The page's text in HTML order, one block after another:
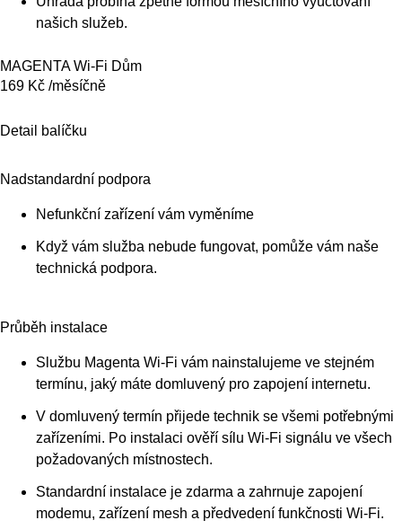
našich služeb.
MAGENTA Wi-Fi Dům
169 Kč /měsíčně
Detail balíčku
Nadstandardní podpora
Nefunkční zařízení vám vyměníme
Když vám služba nebude fungovat, pomůže vám naše
technická podpora.
Průběh instalace
Službu Magenta Wi-Fi vám nainstalujeme ve stejném
termínu, jaký máte domluvený pro zapojení internetu.
V domluvený termín přijede technik se všemi potřebnými
zařízeními. Po instalaci ověří sílu Wi-Fi signálu ve všech
požadovaných místnostech.
Standardní instalace je zdarma a zahrnuje zapojení
modemu, zařízení mesh a předvedení funkčnosti Wi-Fi.